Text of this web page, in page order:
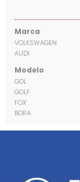
Marca
VOLKSWAGEN
AUDI
Modelo
GOL
GOLF
FOX
BORA